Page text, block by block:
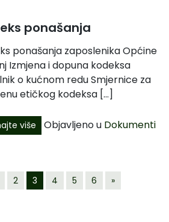
ponašanja
ponašanja zaposlenika Općine
Izmjena i dopuna kodeksa
o kućnom redu Smjernice za
etičkog kodeksa […]
više Objavljeno u Dokumenti
2 3 4 5 6 »